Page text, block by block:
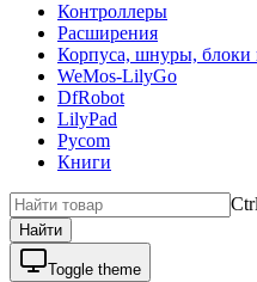
Контроллеры
Расширения
Корпуса, шнуры, блоки
WeMos-LilyGo
DfRobot
LilyPad
Pycom
Книги
Найти
Toggle theme